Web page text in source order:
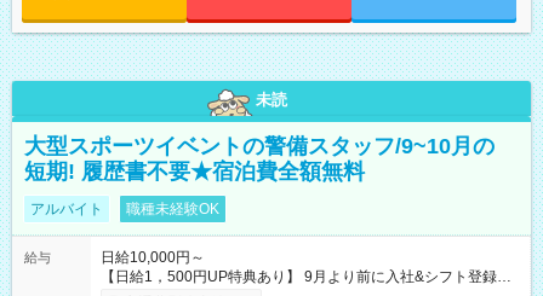
未読
大型スポーツイベントの警備スタッフ/9~10月の
短期! 履歴書不要★宿泊費全額無料
アルバイト 職種未経験OK
給与
日給10,000円～
【日給1，500円UP特典あり】 9月より前に入社&シフト登録す